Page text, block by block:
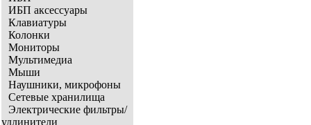
ИБП аксессуары
Клавиатуры
Колонки
Мониторы
Мультимедиа
Мыши
Наушники, микрофоны
Сетевые хранилища
Электрические фильтры/
удлинители